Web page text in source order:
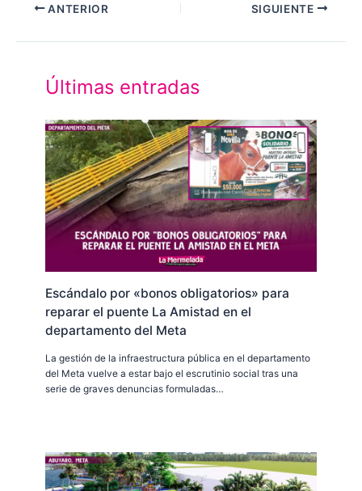
ANTERIOR SIGUIENTE
Últimas entradas
Escándalo por «bonos obligatorios» para
reparar el puente La Amistad en el
departamento del Meta
La gestión de la infraestructura pública en el departamento
del Meta vuelve a estar bajo el escrutinio social tras una
serie de graves denuncias formuladas…